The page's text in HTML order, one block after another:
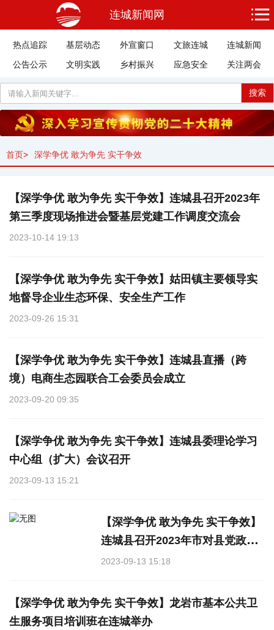
连城新闻网
热点追踪 基层动态 外宣窗口 文旅连城
连城新闻
公告公示
文明实践 乡村振兴 应急安全 关注两会
搜索
首页> 深学争优 敢为争先 实干争效
【深学争优 敢为争先 实干争效】连城县召开2023年
第三季度现场推进会暨基层党建工作调度交流会
2023-10-14 19:13
【深学争优 敢为争先 实干争效】姑田镇主要领导实
地督导企业生态环保、安全生产工作
2023-09-26 15:31
【深学争优 敢为争先 实干争效】连城县直播（跨
境）电商生态园联合工会委员会成立
2023-09-20 09:35
【深学争优 敢为争先 实干争效】连城县委理论学习
中心组（扩大）会议召开
2023-09-13 15:21
【深学争优 敢为争先 实干争效】
连城县召开2023年市对县党政领
导生态环境保护目标责任书考核
清单
2023-09-13 15:18
【深学争优 敢为争先 实干争效】龙岩市基本公共卫
生服务项目培训班在连城举办